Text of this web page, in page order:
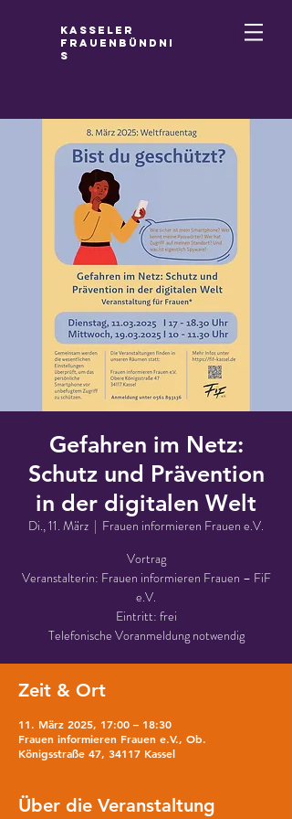
Kasseler
Frauenbündni
s
Gefahren im Netz:
Schutz und Prävention
in der digitalen Welt
Di., 11. März
  |
Frauen informieren Frauen e.V.
Vortrag
Veranstalterin: Frauen informieren Frauen – FiF
e.V.
Eintritt: frei
Telefonische Voranmeldung notwendig
Zeit & Ort
11. März 2025, 17:00 – 18:30
Frauen informieren Frauen e.V., Ob.
Königsstraße 47, 34117 Kassel
Über die Veranstaltung